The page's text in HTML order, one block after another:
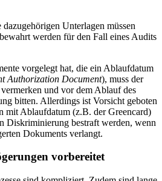
Unterlagen müssen
werden für den Fall eines Audits
vorgelegt hat, die ein Ablaufdatum
Authorization Document), muss der
und vor dem Ablauf des
bitten. Allerdings ist Vorsicht geboten
mit Ablaufdatum (z.B. der Greencard)
Diskriminierung bestraft werden, wenn
Dokuments verlangt.
vorbereitet